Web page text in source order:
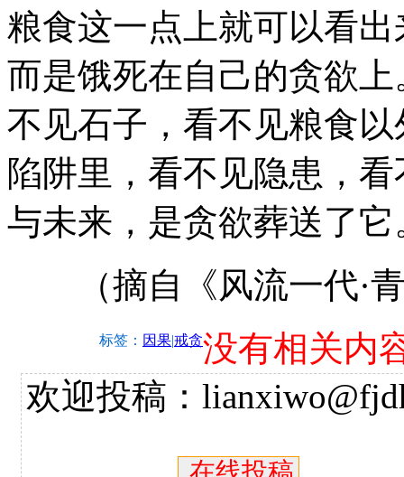
粮食这一点上就可以看
而是饿死在自己的贪欲
不见石子，看不见粮食
陷阱里，看不见隐患，
与未来，是贪欲葬送了它
（摘自《风流一代·青
标签： 因果|戒贪没有相关内
欢迎投稿：